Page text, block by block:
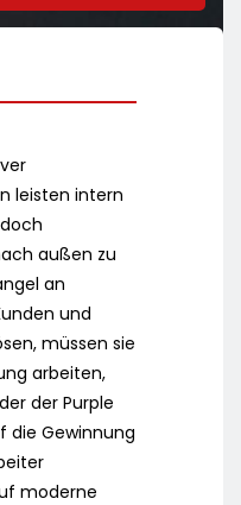
leisten intern
außen zu
an
und
müssen sie
arbeiten,
der Purple
die Gewinnung
moderne